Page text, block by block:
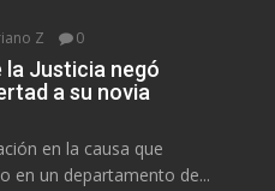
Z 0
la Justicia negó
a su novia
en la causa que
en un departamento de...